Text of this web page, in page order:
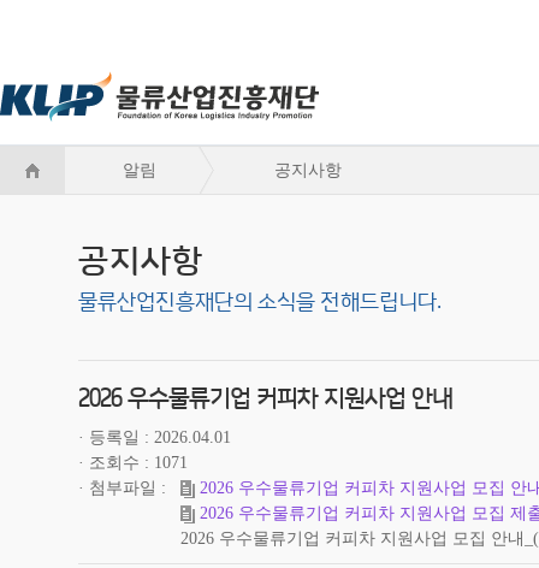
알림 공지사항
공지사항
물류산업진흥재단의 소식을 전해드립니다.
2026 우수물류기업 커피차 지원사업 안내
등록일
2026.04.01
조회수
1071
첨부파일
2026 우수물류기업 커피차 지원사업 모집 안
2026 우수물류기업 커피차 지원사업 모집 제
2026 우수물류기업 커피차 지원사업 모집 안내